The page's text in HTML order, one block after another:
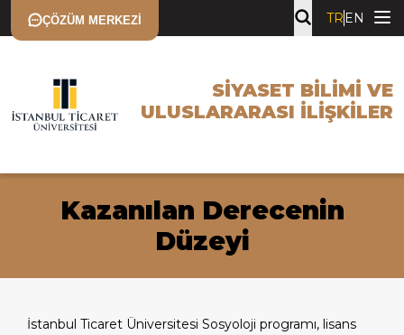
ÇÖZÜM MERKEZI TR EN
SIYASET BILIMI VE
ULUSLARARASI İLIŞKILER
Kazanılan Derecenin
Düzeyi
İstanbul Ticaret Üniversitesi Sosyoloji programı, lisans